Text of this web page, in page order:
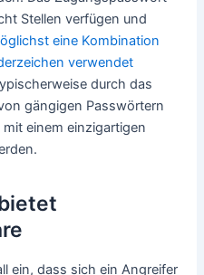
Stellen verfügen und
eine Kombination
verwendet
durch das
gängigen Passwörtern
einem einzigartigen
ein, dass sich ein Angreifer